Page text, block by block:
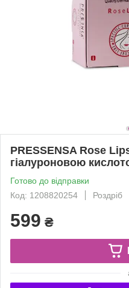
PRESSENSA Rose
гіалуроновою
Готово до відправки
Код: 1208820254
Роздріб
599 ₴